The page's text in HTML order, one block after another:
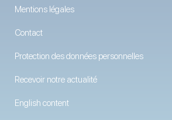
Mentions légales
Contact
Protection des données personnelles
Recevoir notre actualité
English content